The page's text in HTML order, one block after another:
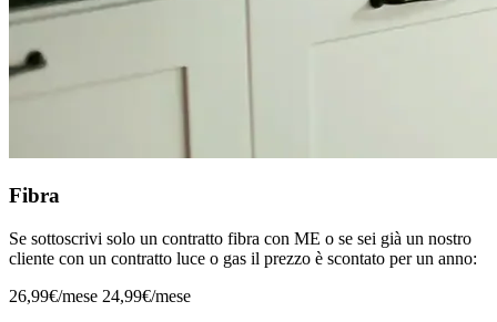
Fibra
Se sottoscrivi solo un contratto fibra con ME o se sei già un nostro
cliente con un contratto luce o gas il prezzo è scontato per un anno:
26,99€/mese 24,99€/mese